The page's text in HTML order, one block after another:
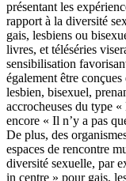
présentant les
rapport à la diversité
gais, lesbiens ou
livres, et téléséries
sensibilisation
également être
lesbien, bisexuel,
accrocheuses du type
encore « Il n’y a pas
De plus, des
espaces de rencontre
diversité sexuelle, par
in centre » pour gais,